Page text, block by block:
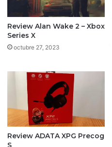
Review Alan Wake 2 – Xbox
Series X
octubre 27, 2023
Review ADATA XPG Precog
S